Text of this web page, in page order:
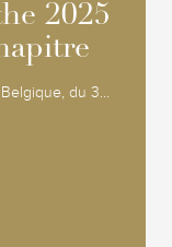
2025
du 3...
2025